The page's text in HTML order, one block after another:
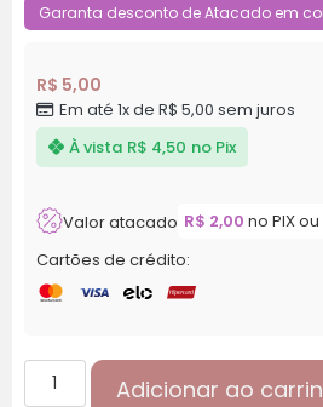
Garanta desconto de Atacado em
R$ 5,00
Em até 1x de R$ 5,00 sem juros
À vista R$ 4,50 no Pix
Cartões de crédito:
Valor atacado R$ 2,00 no PIX ou
Adicionar ao